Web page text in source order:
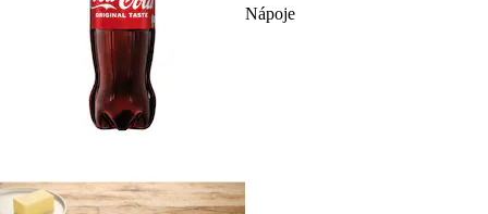
Nápoje